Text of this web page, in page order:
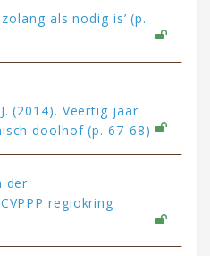
als nodig is’ (p.
(2014). Veertig jaar
doolhof (p. 67-68)
der
regiokring